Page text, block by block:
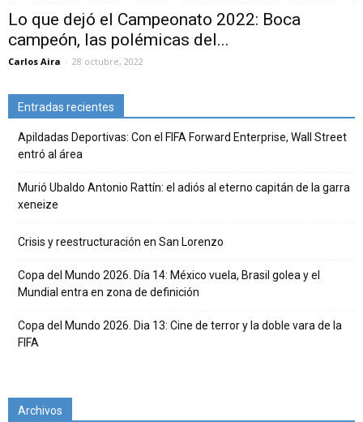
Lo que dejó el Campeonato 2022: Boca
campeón, las polémicas del...
Carlos Aira - 28 octubre, 2022
Entradas recientes
Apildadas Deportivas: Con el FIFA Forward Enterprise, Wall Street
entró al área
Murió Ubaldo Antonio Rattín: el adiós al eterno capitán de la garra
xeneize
Crisis y reestructuración en San Lorenzo
Copa del Mundo 2026. Día 14: México vuela, Brasil golea y el
Mundial entra en zona de definición
Copa del Mundo 2026. Dia 13: Cine de terror y la doble vara de la
FIFA
Archivos